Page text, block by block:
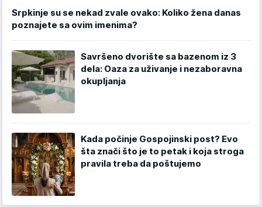
Srpkinje su se nekad zvale ovako: Koliko žena danas
poznajete sa ovim imenima?
Savršeno dvorište sa bazenom iz 3
dela: Oaza za uživanje i nezaboravna
okupljanja
Kada počinje Gospojinski post? Evo
šta znači što je to petak i koja stroga
pravila treba da poštujemo